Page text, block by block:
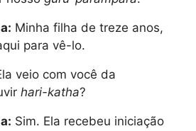
Minha filha de treze anos,
para vê-lo.
veio com você da
hari-katha?
Sim. Ela recebeu iniciação